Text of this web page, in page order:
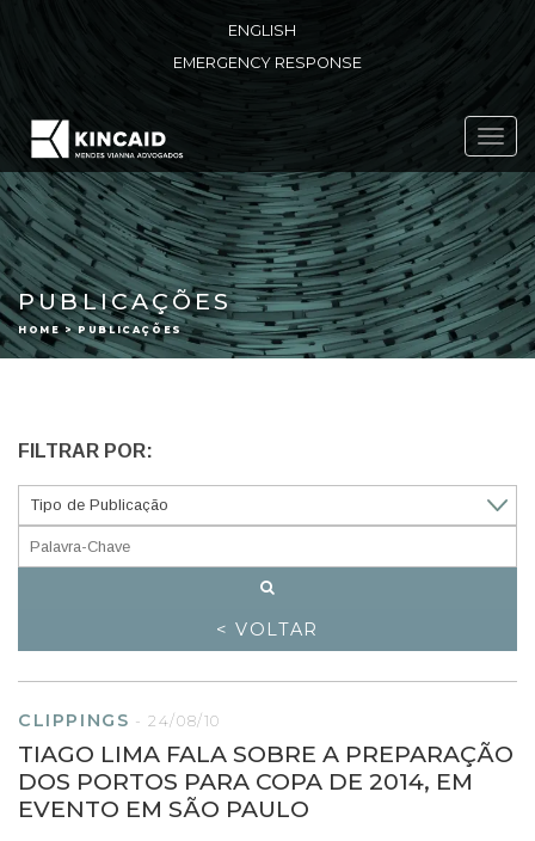
ENGLISH
EMERGENCY RESPONSE
PUBLICAÇÕES
HOME > PUBLICAÇÕES
FILTRAR POR:
< VOLTAR
CLIPPINGS - 24/08/10
TIAGO LIMA FALA SOBRE A PREPARAÇÃO
DOS PORTOS PARA COPA DE 2014, EM
EVENTO EM SÃO PAULO